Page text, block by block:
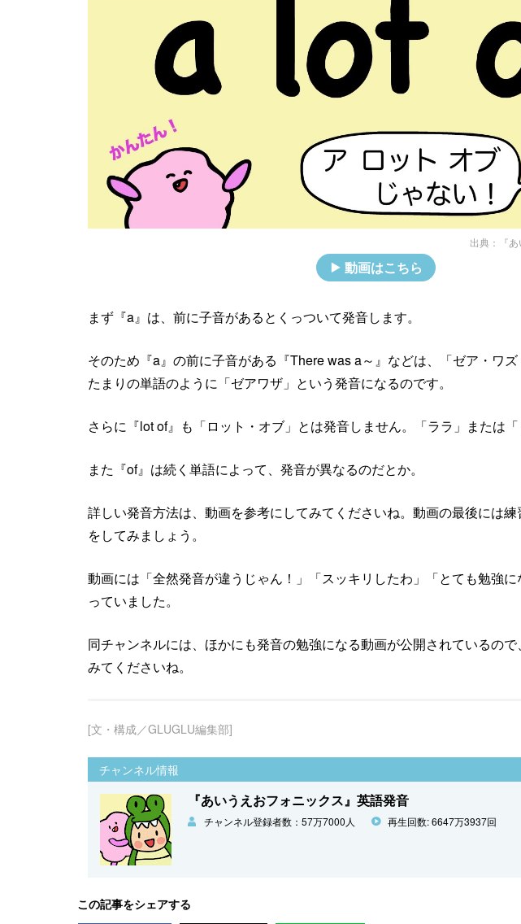
出典： 『
動画はこちら
まず『a』は、前に子音があるとくっついて発音します。
そのため『a』の前に子音がある『There was a～』などは、「ゼア・ワ
たまりの単語のように「ゼアワザ」という発音になるのです。
さらに『lot of』も「ロット・オブ」とは発音しません。「ララ」または「
また『of』は続く単語によって、発音が異なるのだとか。
詳しい発音方法は、動画を参考にしてみてくださいね。動画の最後には
をしてみましょう。
動画には「全然発音が違うじゃん！」「スッキリしたわ」「とても勉強
っていました。
同チャンネルには、ほかにも発音の勉強になる動画が公開されているの
みてくださいね。
[文・構成／GLUGLU編集部]
チャンネル情報
『あいうえおフォニックス』英語発音
チャンネル登録者数：57万7000人 再生回数: 6647万3937回
この記事をシェアする